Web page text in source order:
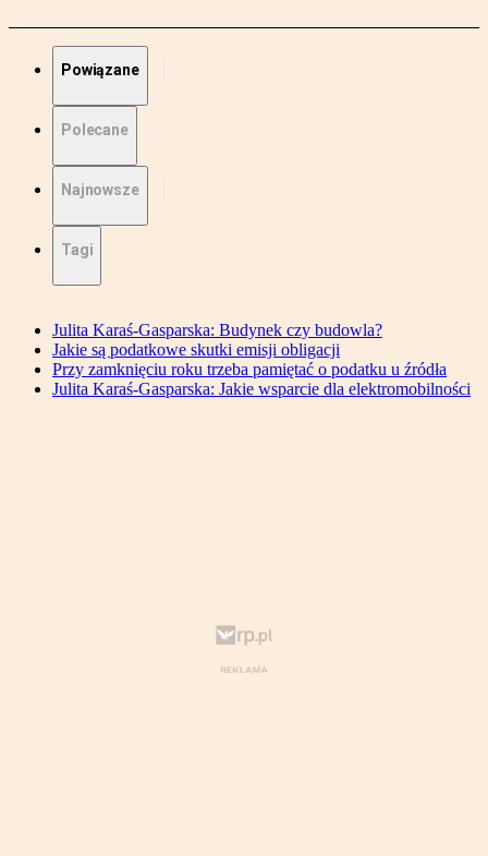
Powiązane
Polecane
Najnowsze
Tagi
Julita Karaś-Gasparska: Budynek czy budowla?
Jakie są podatkowe skutki emisji obligacji
Przy zamknięciu roku trzeba pamiętać o podatku u źródła
Julita Karaś-Gasparska: Jakie wsparcie dla elektromobilności